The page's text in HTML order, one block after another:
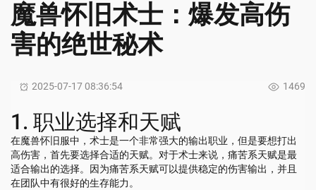
魔兽怀旧术士：爆发高伤
害的绝世秘术
2025-07-17 08:36:54 1469
1. 职业选择和天赋
在魔兽怀旧服中，术士是一个非常强大的输出职业，但是要想打出
高伤害，首先要选择合适的天赋。对于术士来说，痛苦系天赋是最
适合输出的选择。因为痛苦系天赋可以提供稳定的伤害输出，并且
在团队中有很好的生存能力。